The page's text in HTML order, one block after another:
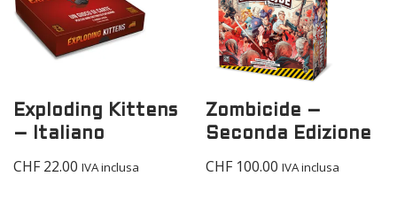
Exploding Kittens
– Italiano
CHF22.00 IVA inclusa
Zombicide –
Seconda Edizione
CHF100.00 IVA inclusa